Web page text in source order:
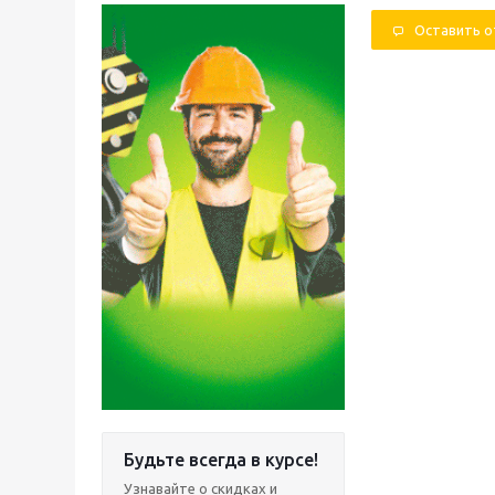
Будьте всегда в курсе!
Узнавайте о скидках и
Оставить